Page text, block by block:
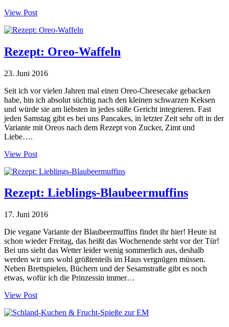
View Post
Rezept: Oreo-Waffeln
23. Juni 2016
Seit ich vor vielen Jahren mal einen Oreo-Cheesecake gebacken
habe, bin ich absolut süchtig nach den kleinen schwarzen Keksen
und würde sie am liebsten in jedes süße Gericht integrieren. Fast
jeden Samstag gibt es bei uns Pancakes, in letzter Zeit sehr oft in der
Variante mit Oreos nach dem Rezept von Zucker, Zimt und
Liebe….
View Post
Rezept: Lieblings-Blaubeermuffins
17. Juni 2016
Die vegane Variante der Blaubeermuffins findet ihr hier! Heute ist
schon wieder Freitag, das heißt das Wochenende steht vor der Tür!
Bei uns sieht das Wetter leider wenig sommerlich aus, deshalb
werden wir uns wohl größtenteils im Haus vergnügen müssen.
Neben Brettspielen, Büchern und der Sesamstraße gibt es noch
etwas, wofür ich die Prinzessin immer…
View Post